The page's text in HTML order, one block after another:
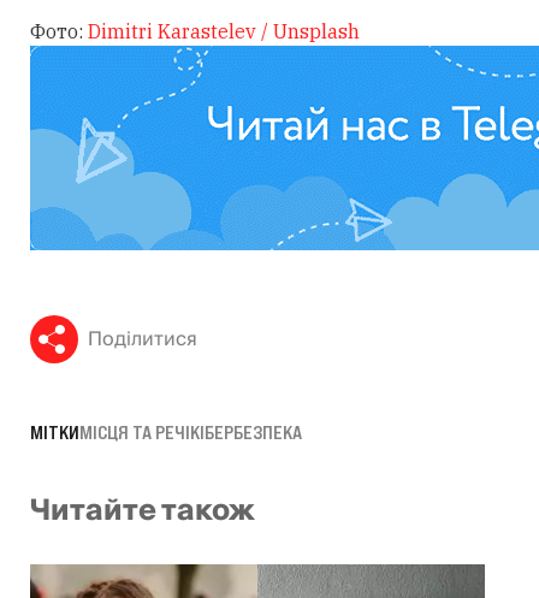
Фото: Dimitri Karastelev / Unsplash
Поділитися
МІТКИМІСЦЯ ТА РЕЧІКІБЕРБЕЗПЕКА
Читайте також